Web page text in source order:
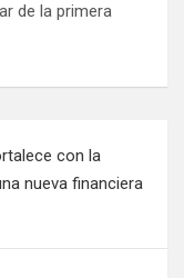
de la primera
con la
nueva financiera